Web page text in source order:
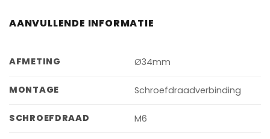
AANVULLENDE INFORMATIE
AFMETING Ø34mm
MONTAGE Schroefdraadverbinding
SCHROEFDRAAD M6